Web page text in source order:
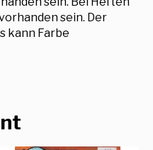
sein. Der
kann Farbe